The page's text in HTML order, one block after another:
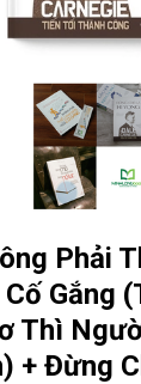
Phải
Gắng
Thì
+ Đừng